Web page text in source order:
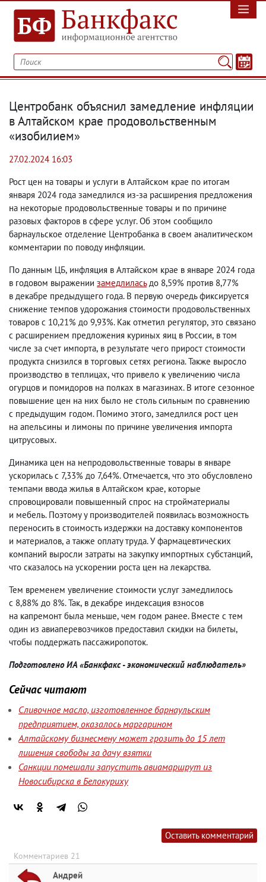
Центробанк объяснил замедление инфляции
в Алтайском крае продовольственным
«изобилием»
27.02.2024 16:03
Рост цен на товары и услуги в Алтайском крае по итогам
января 2024 года замедлился из-за расширения предложения
на некоторые продовольственные товары и по причине
разовых факторов в сфере услуг. Об этом сообщило
барнаульское отделение Центробанка в своем аналитическом
комментарии по поводу инфляции.
По данным ЦБ, инфляция в Алтайском крае в январе 2024 года
в годовом выражении замедлиласьдо 8,59% против 8,77%
в декабре предыдущего года. В первую очередь фиксируется
снижение темпов удорожания стоимости продовольственных
товаров с 10,21% до 9,93%. Как отметил регулятор, это связано
с расширением предложения куриных яиц в России, в том
числе за счет импорта, в результате чего прирост стоимости
продукта снизился в торговых сетях региона. Также выросло
производство в теплицах, что привело к увеличению числа
огурцов и помидоров на полках в магазинах. В итоге сезонное
повышение цен на них было не столь сильным по сравнению
с предыдущим годом. Помимо этого, замедлился рост цен
на апельсины и лимоны по причине увеличения импорта
цитрусовых.
Динамика цен на непродовольственные товары в январе
ускорилась с 7,33% до 7,64%. Отмечается, что это обусловлено
темпами ввода жилья в Алтайском крае, которые
спровоцировали повышенный спрос на стройматериалы
и мебель. Поэтому у производителей появилась возможность
переносить в стоимость издержки на доставку компонентов
и материалов, а также оплату труда. У фармацевтических
компаний выросли затраты на закупку импортных субстанций,
что сказалось на ускорении роста цен на лекарства.
Тем временем увеличение стоимости услуг замедлилось
с 8,88% до 8%. Так, в декабре индексация взносов
на капремонт была меньше, чем годом ранее. Вместе с тем
один из авиаперевозчиков предоставил скидки на билеты,
чтобы поддержать пассажиропоток.
Подготовлено ИА «Банкфакс - экономический наблюдатель»
Сейчас читают
Сливочное масло, изготовленное барнаульским
предприятием, оказалось маргарином
Алтайскому бизнесмену может грозить до 15 лет
лишения свободы за дачу взятки
Санкции помешали запустить авиамаршрут из
Новосибирска в Белокуриху
Оставить комментарий
Комментариев 21
Андрей